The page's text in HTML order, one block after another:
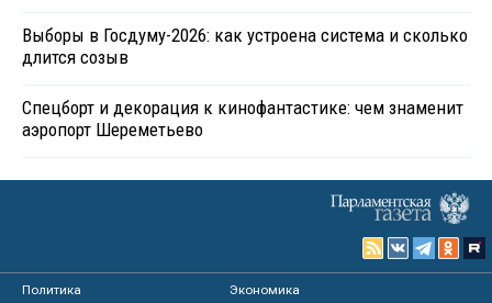
Выборы в Госдуму-2026: как устроена система и сколько
длится созыв
Спецборт и декорация к кинофантастике: чем знаменит
аэропорт Шереметьево
Политика
Экономика